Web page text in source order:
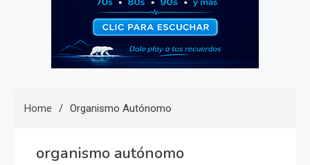
Home Organismo Autónomo
organismo autónomo